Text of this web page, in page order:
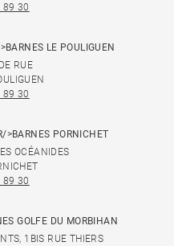
89 30
LE POULIGUEN
RUE
89 30
>BARNES PORNICHET
OCÉANIDES
89 30
GOLFE DU MORBIHAN
1BIS RUE THIERS